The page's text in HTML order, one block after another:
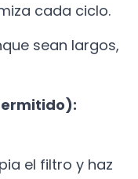
cada ciclo.
sean largos,
el filtro y haz